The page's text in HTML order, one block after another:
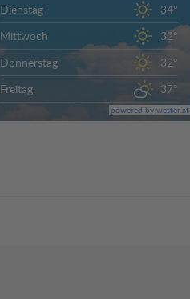
Dienstag
34°
Mittwoch
32°
Donnerstag
32°
Freitag
37°
powered by wetter.at